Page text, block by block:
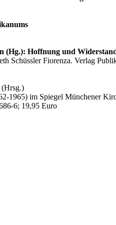
(Hg.): Hoffnung und
Schüssler Fiorenza. Verlag
(Hrsg.)
1965) im Spiegel Münchener
6; 19,95 Euro